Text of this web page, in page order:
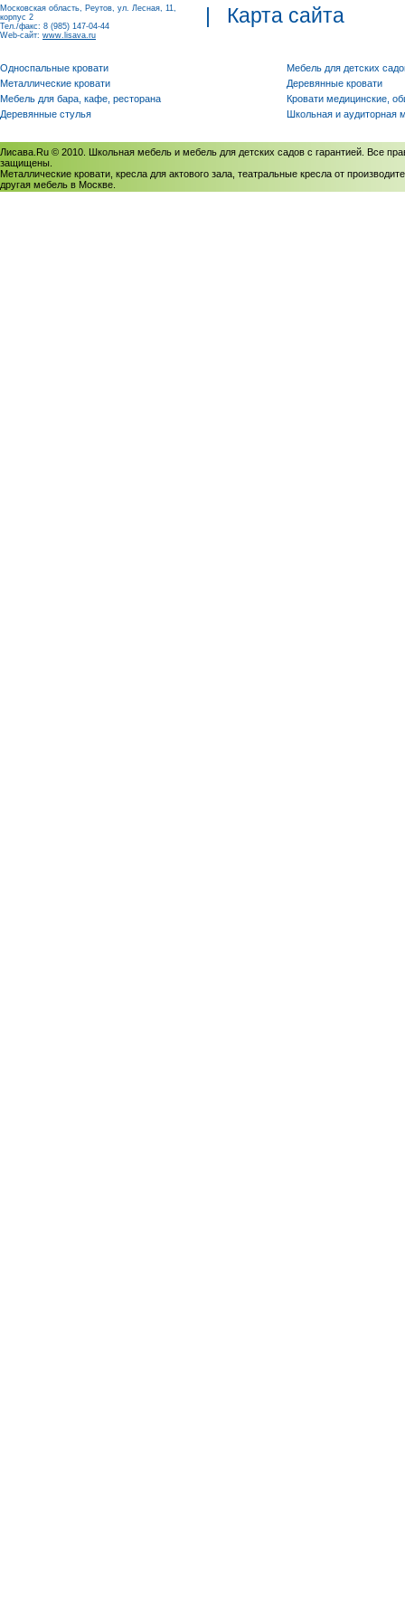
Московская область, Реутов, ул. Лесная, 11,
корпус 2
Тел./факс: 8 (985) 147-04-44
Web-сайт: www.lisava.ru
| Карта сайта
Односпальные кровати
Металлические кровати
Мебель для бара, кафе, ресторана
Деревянные стулья
Мебель для детских
Деревянные кровати
Кровати медицинские,
Школьная и аудиторная
Лисава.Ru © 2010. Школьная мебель и мебель для детских садов с гарантией. Все
защищены.
Металлические кровати, кресла для актового зала, театральные кресла от
другая мебель в Москве.
Политика использования cookies/Соглашение на обработку персональных данных